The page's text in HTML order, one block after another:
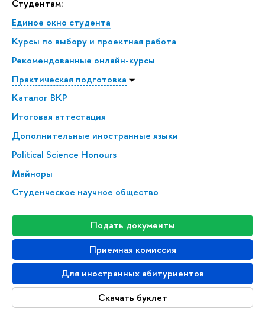
Студентам:
Единое окно студента
Курсы по выбору и проектная работа
Рекомендованные онлайн-курсы
Практическая подготовка
Каталог ВКР
Итоговая аттестация
Дополнительные иностранные языки
Political Science Honours
Майноры
Студенческое научное общество
Подать документы
Приемная комиссия
Для иностранных абитуриентов
Скачать буклет